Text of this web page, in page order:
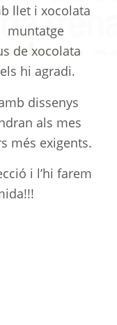
llet i xocolata
muntatge
de xocolata
hi agradi.
dissenys
als mes
més exigents.
i l’hi farem